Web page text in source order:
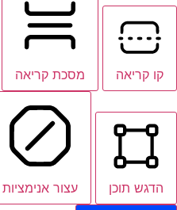
קו קריאה מסכת קריאה
הדגש תוכן עצור אנימציות